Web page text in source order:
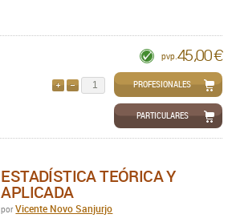
pvp. 45,00 €
QUITARPROFESIONALES
PARTICULARES
ESTADÍSTICA TEÓRICA Y
APLICADA
porVicente Novo Sanjurjo